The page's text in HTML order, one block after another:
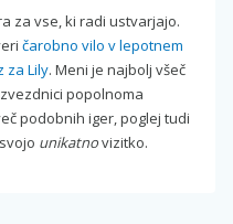
za vse, ki radi ustvarjajo.
čarobno vilo v lepotnem
za Lily. Meni je najbolj všeč
zvezdnici popolnoma
podobnih iger, poglej tudi
unikatnovizitko.